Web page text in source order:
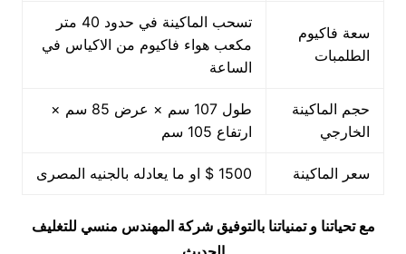
سعة فاكيوم
الطلمبات
تسحب الماكينة في حدود 40 متر
مكعب هواء فاكيوم من الاكياس في
الساعة
حجم الماكينة
الخارجي
طول 107 سم × عرض 85 سم ×
ارتفاع 105 سم
سعر الماكينة 1500 $ او ما يعادله بالجنيه المصرى
مع تحياتنا و تمنياتنا بالتوفيق شركة المهندس منسي للتغليف